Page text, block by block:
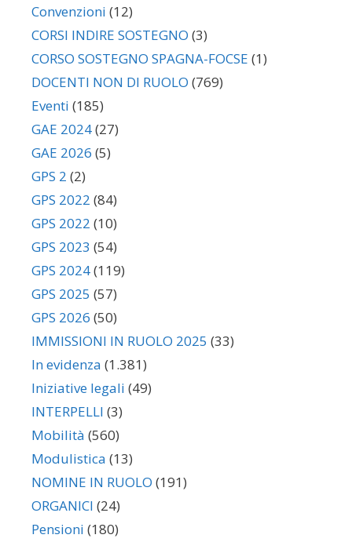
Convenzioni (12)
CORSI INDIRE SOSTEGNO (3)
CORSO SOSTEGNO SPAGNA-FOCSE (1)
DOCENTI NON DI RUOLO (769)
Eventi (185)
GAE 2024(27)
GAE 2026 (5)
GPS 2 (2)
GPS 2022 (84)
GPS 2022 (10)
GPS 2023 (54)
GPS 2024(119)
GPS 2025 (57)
GPS 2026 (50)
IMMISSIONI IN RUOLO 2025 (33)
In evidenza (1.381)
Iniziative legali (49)
INTERPELLI (3)
Mobilità (560)
Modulistica (13)
NOMINE IN RUOLO (191)
ORGANICI (24)
Pensioni (180)